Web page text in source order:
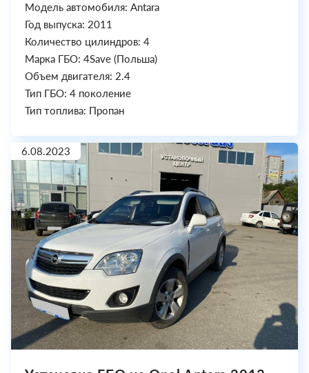
Модель автомобиля: Antara
Год выпуска: 2011
Количество цилиндров: 4
Марка ГБО: 4Save (Польша)
Объем двигателя: 2.4
Тип ГБО: 4 поколение
Тип топлива: Пропан
6.08.2023